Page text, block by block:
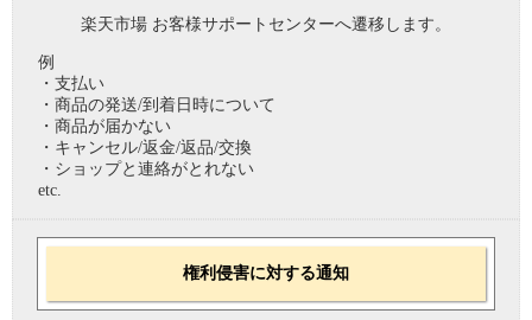
楽天市場 お客様サポートセンターへ遷移します。
例
・支払い
・商品の発送/到着日時について
・商品が届かない
・キャンセル/返金/返品/交換
・ショップと連絡がとれない
etc.
権利侵害に対する通知